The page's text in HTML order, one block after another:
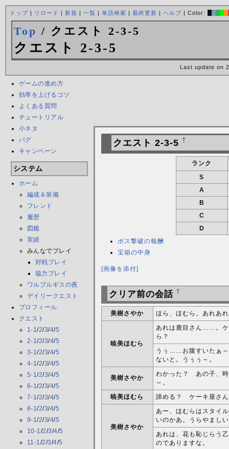
トップ| リロード | 新規 | 一覧 | 単語検索 | 最終更新 | ヘルプ| Color:
Top / クエスト 2-3-5
クエスト 2-3-5
Last update on
ゲームの進め方
効率を上げるコツ
よくある質問
チュートリアル
小ネタ
バグ
キャンペーン
システム
ホーム
編成＆装備
フレンド
履歴
図鑑
実績
みんなでプレイ
対戦プレイ
協力プレイ
ワルプルギスの夜
デイリークエスト
プロフィール
クエスト
1-1/2/3/4/5
2-1/2/3/4/5
3-1/2/3/4/5
4-1/2/3/4/5
5-1/2/3/4/5
6-1/2/3/4/5
7-1/2/3/4/5
8-1/2/3/4/5
9-1/2/3/4/5
10-1 /2/3/4/5
11-1 /2/3/4/5
クエスト 2-3-5 †
ランク
S
A
B
C
D
ボス撃破の報酬
宝箱の中身
[画像を添付]
クリア前の会話 †
美樹さやか ほら、ほむら。あれあ
暁美ほむら
あれは鹿目さん……。ケ
ら？
うぅ……お腹すいたぁ～
ないと。うぅぅ～。
美樹さやか
わかった？ あの子、時
～。
暁美ほむら
諦める？ ケーキ屋さん
美樹さやか
あー、ほむらはスタイ
いのかあ。うらやまし
あれは、花も恥じらう
のでありますな。